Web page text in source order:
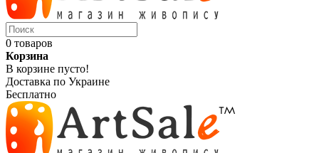
0 товаров
Корзина
В корзине пусто!
Доставка по Украине
Бесплатно